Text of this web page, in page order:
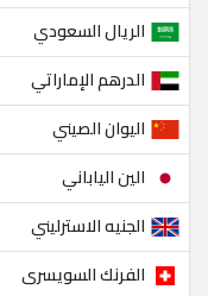
الريال السعودي
الدرهم الإماراتي
اليوان الصيني
الين الياباني
الجنيه الاسترليني
الفرنك السويسرى